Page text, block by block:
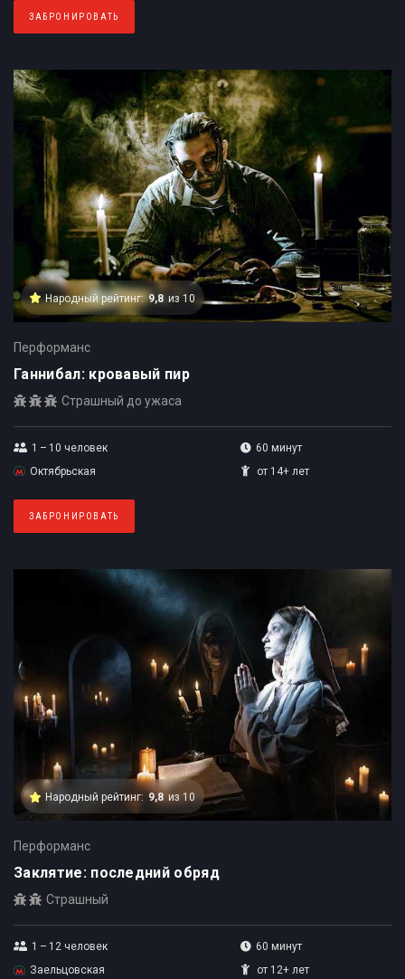
ЗАБРОНИРОВАТЬ
Народный рейтинг: 9,8 из 10
Перформанс
Ганнибал: кровавый пир
Страшный до ужаса
1 – 10 человек
60 минут
Октябрьская
от 14+ лет
ЗАБРОНИРОВАТЬ
Народный рейтинг: 9,8 из 10
Перформанс
Заклятие: последний обряд
Страшный
1 – 12 человек
60 минут
Заельцовская
от 12+ лет